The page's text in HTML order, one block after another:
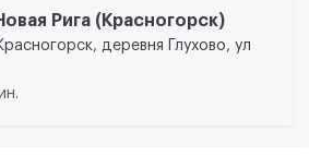
Рига (Красногорск)
деревня Глухово, ул